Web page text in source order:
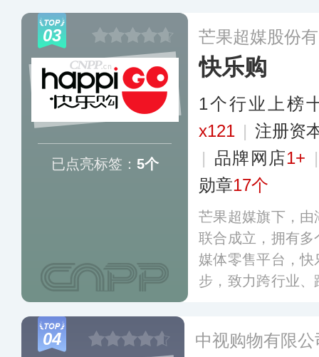
03
已点亮标签： 5个
芒果超媒股份
快乐购
1个行业上榜
x121 | 注册资
| 品牌网店1+
勋章17个
芒果超媒旗下，
联合成立，拥有
媒体零售平台，
步，致力跨行业
04 中视购物有限公